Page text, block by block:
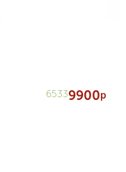
65339900р